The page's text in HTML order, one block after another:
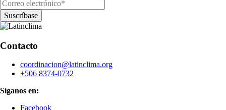
Contacto
coordinacion@latinclima.org
+506 8374-0732
Síganos en:
Facebook